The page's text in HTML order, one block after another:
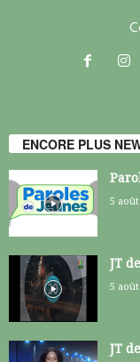
ENCORE PLUS
5 août
JT
5 août
JT